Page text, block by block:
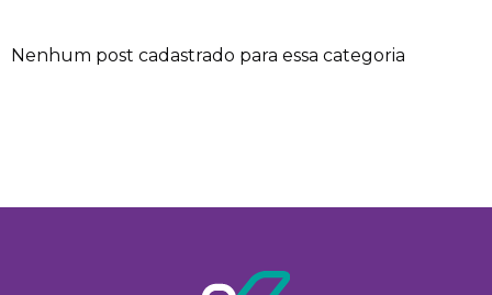
Nenhum post cadastrado para essa categoria